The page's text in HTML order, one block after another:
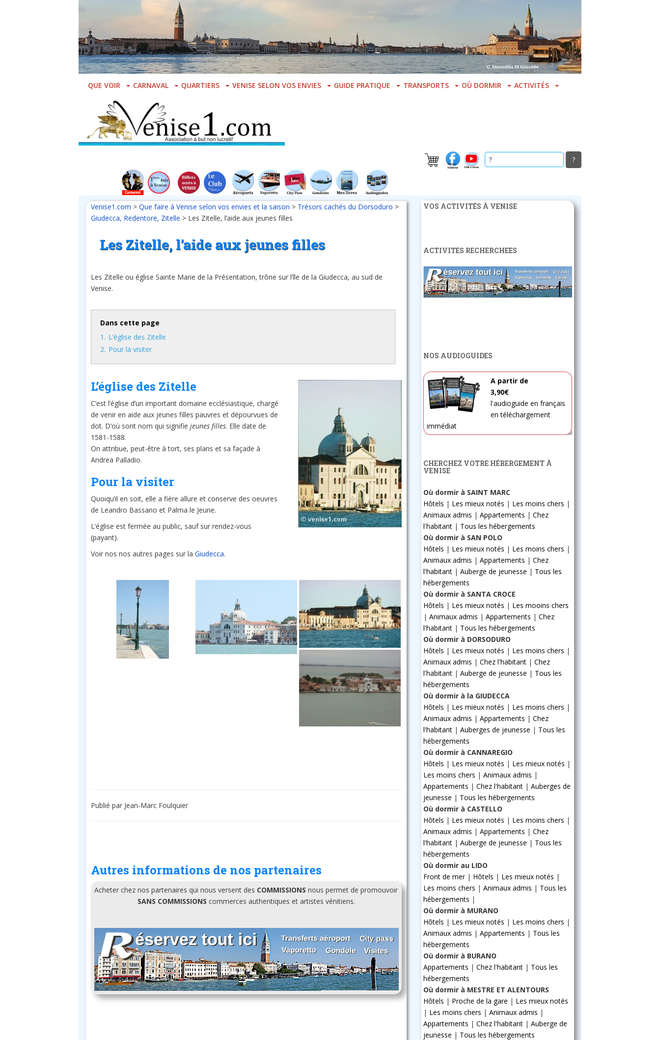
main
content
QUE VOIR CARNAVAL QUARTIERS VENISE SELON VOS ENVIES GUIDE PRATIQUE TRANSPORTS OÙ DORMIR ACTIVITÉS
Venise1.com > Que faire à Venise selon vos envies et la saison > Trésors cachés du Dorsoduro >
Giudecca, Redentore, Zitelle > Les Zitelle, l’aide aux jeunes filles
Les Zitelle, l’aide aux jeunes filles
Les Zitelle ou église Sainte Marie de la Présentation, trône sur l’île de la Giudecca, au sud de
Venise.
Dans cette page
1. L’église des Zitelle
2. Pour la visiter
L’église des Zitelle
C’est l’église d’un important domaine ecclésiastique, chargé
de venir en aide aux jeunes filles pauvres et dépourvues de
dot. D’où sont nom qui signifie jeunes filles. Elle date de
1581-1588.
On attribue, peut-être à tort, ses plans et sa façade à
Andrea Palladio.
Pour la visiter
Quoiqu’il en soit, elle a fière allure et conserve des oeuvres
de Leandro Bassano et Palma le Jeune.
L’église est fermée au public, sauf sur rendez-vous
(payant).
Voir nos nos autres pages sur la Giudecca.
Publié par Jean-Marc Foulquier
Autres informations de nos partenaires
Acheter chez nos partenaires qui nous versent des COMMISSIONS nous permet de promouvoir
SANS COMMISSIONS commerces authentiques et artistes vénitiens.
VOS ACTIVITÉS À VENISE
ACTIVITES RECHERCHEES
NOS AUDIOGUIDES
A partir de
3,90€
l'audioguide en français
en téléchargement
immédiat
CHERCHEZ VOTRE HÉBERGEMENT À
VENISE
Où dormir à SAINT MARC
Hôtels | Les mieux notés | Les moins chers |
Animaux admis | Appartements | Chez
l'habitant| Tous les hébergements
Où dormir à SAN POLO
Hôtels | Les mieux notés | Les moins chers |
Animaux admis | Appartements | Chez
l'habitant| Auberge de jeunesse | Tous les
hébergements
Où dormir à SANTA CROCE
Hôtels | Les mieux notés | Les mooins chers
| Animaux admis | Appartements | Chez
l'habitant| Tous les hébergements
Où dormir à DORSODURO
Hôtels | Les mieux notés | Les moins chers |
Animaux admis | Chez l'habitant| Chez
l'habitant| Auberge de jeunesse | Tous les
hébergements
Où dormir à la GIUDECCA
Hôtels | Les mieux notés | Les moins chers |
Animaux admis | Appartements | Chez
l'habitant| Auberges de jeunesse | Tous les
hébergements
Où dormir à CANNAREGIO
Hôtels | Les mieux notés | Les mieux notés |
Les moins chers | Animaux admis |
Appartements | Chez l'habitant| Auberges de
jeunesse | Tous les hébergements
Où dormir à CASTELLO
Hôtels | Les mieux notés | Les moins chers |
Animaux admis | Appartements | Chez
l'habitant| Auberge de jeunesse | Tous les
hébergements
Où dormir au LIDO
Front de mer| Hôtels | Les mieux notés |
Les moins chers | Animaux admis | Tous les
hébergements |
Où dormir à MURANO
Hôtels | Les mieux notés | Les moins chers |
Animaux admis | Appartements | Tous les
hébergements
Où dormir à BURANO
Appartements | Chez l'habitant| Tous les
hébergements
Où dormir à MESTRE ET ALENTOURS
Hôtels | Proche de la gare | Les mieux notés
| Les moins chers | Animaux admis |
Appartements | Chez l'habitant| Auberge de
jeunesse | Tous les hébergements